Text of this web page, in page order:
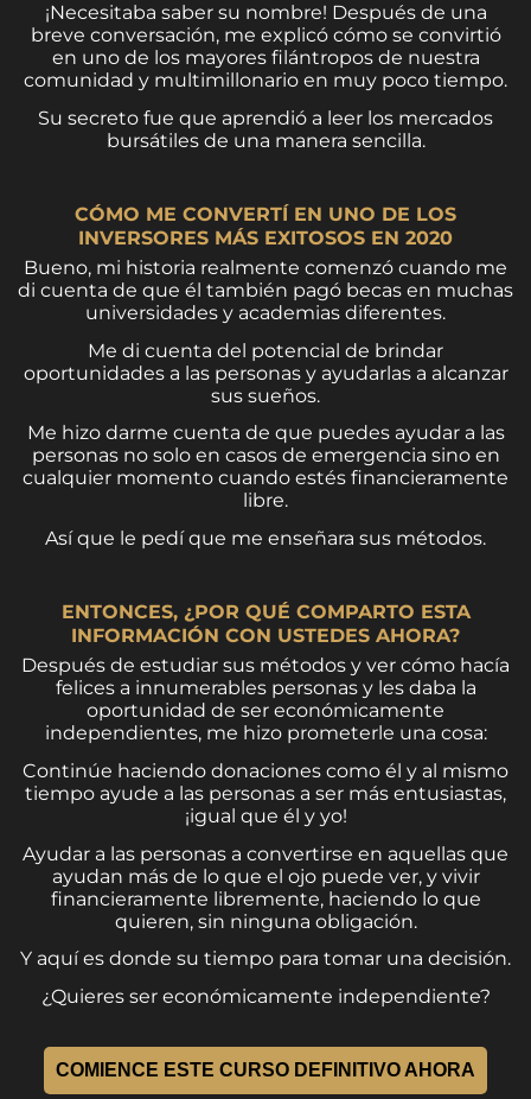
¡Necesitaba saber su nombre! Después de una
breve conversación, me explicó cómo se convirtió
en uno de los mayores filántropos de nuestra
comunidad y multimillonario en muy poco tiempo.
Su secreto fue que aprendió a leer los mercados
bursátiles de una manera sencilla.
CÓMO ME CONVERTÍ EN UNO DE LOS
INVERSORES MÁS EXITOSOS EN 2020
Bueno, mi historia realmente comenzó cuando me
di cuenta de que él también pagó becas en muchas
universidades y academias diferentes.
Me di cuenta del potencial de brindar
oportunidades a las personas y ayudarlas a alcanzar
sus sueños.
Me hizo darme cuenta de que puedes ayudar a las
personas no solo en casos de emergencia sino en
cualquier momento cuando estés financieramente
libre.
Así que le pedí que me enseñara sus métodos.
ENTONCES, ¿POR QUÉ COMPARTO ESTA
INFORMACIÓN CON USTEDES AHORA?
Después de estudiar sus métodos y ver cómo hacía
felices a innumerables personas y les daba la
oportunidad de ser económicamente
independientes, me hizo prometerle una cosa:
Continúe haciendo donaciones como él y al mismo
tiempo ayude a las personas a ser más entusiastas,
¡igual que él y yo!
Ayudar a las personas a convertirse en aquellas que
ayudan más de lo que el ojo puede ver, y vivir
financieramente libremente, haciendo lo que
quieren, sin ninguna obligación.
Y aquí es donde su tiempo para tomar una decisión.
¿Quieres ser económicamente independiente?
COMIENCE ESTE CURSO DEFINITIVO AHORA